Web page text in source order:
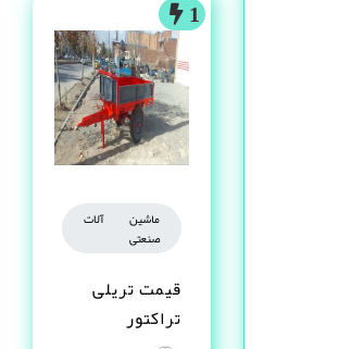
1
ماشین آلات
صنعتی
قیمت تریلی
تراکتور